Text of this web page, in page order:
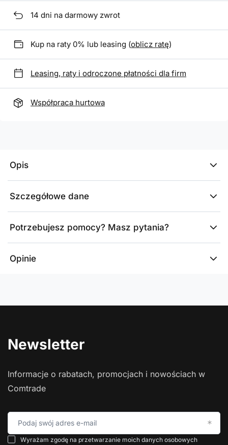
14 dni na darmowy zwrot
Kup na raty 0% lub leasing (oblicz ratę)
Leasing, raty i odroczone płatności dla firm
Współpraca hurtowa
Opis
Szczegółowe dane
Potrzebujesz pomocy? Masz pytania?
Opinie
Newsletter
Informacje o rabatach, promocjach i nowościach w
Comtrade
Podaj swój adres e-mail
Wyrażam zgodę na przetwarzanie moich danych osobowych